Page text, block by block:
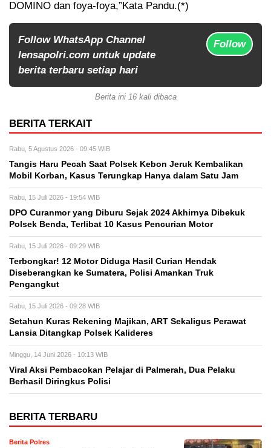
DOMINO dan foya-foya,”Kata Pandu.(*)
Follow WhatsApp Channel
lensapolri.com untuk update
berita terbaru setiap hari
Follow
Berita ini 16 kali dibaca
BERITA TERKAIT
Rabu, 5 Agustus 2026 - 09:45 WIB
Tangis Haru Pecah Saat Polsek Kebon Jeruk Kembalikan
Mobil Korban, Kasus Terungkap Hanya dalam Satu Jam
Rabu, 15 Juli 2026 - 19:54 WIB
DPO Curanmor yang Diburu Sejak 2024 Akhirnya Dibekuk
Polsek Benda, Terlibat 10 Kasus Pencurian Motor
Rabu, 15 Juli 2026 - 09:29 WIB
Terbongkar! 12 Motor Diduga Hasil Curian Hendak
Diseberangkan ke Sumatera, Polisi Amankan Truk
Pengangkut
Rabu, 15 Juli 2026 - 09:28 WIB
Setahun Kuras Rekening Majikan, ART Sekaligus Perawat
Lansia Ditangkap Polsek Kalideres
Minggu, 14 Juni 2026 - 10:13 WIB
Viral Aksi Pembacokan Pelajar di Palmerah, Dua Pelaku
Berhasil Diringkus Polisi
BERITA TERBARU
Berita Polres